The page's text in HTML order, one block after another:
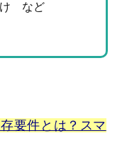
け など
要件とは？スマ